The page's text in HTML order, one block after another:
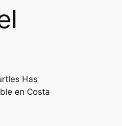
Has
en Costa